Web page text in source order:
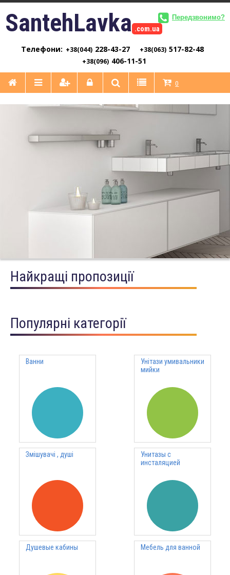
SantehLavka .com.ua
Телефони: +38(044) 228-43-27 +38(063) 517-82-48
+38(096) 406-11-51
Передзвонимо?
0
Найкращі пропозиції
Популярні категорії
Ванни
Унітази умивальники
мийки
Змішувачі , душі
Унитазы с
инсталяцией
Душевые кабины Мебель для ванной